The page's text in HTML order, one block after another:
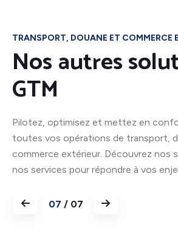
TRANSPORT, DOUANE ET COMMERCE
Nos autres
GTM
Pilotez, optimisez et mettez en
toutes vos opérations de transport,
commerce extérieur. Découvrez nos
nos services pour répondre à vos
07 / 07